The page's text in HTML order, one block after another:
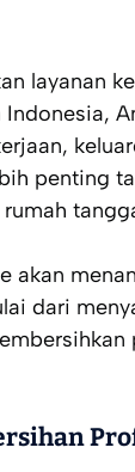
layanan
Indonesia,
penting
akan
dari